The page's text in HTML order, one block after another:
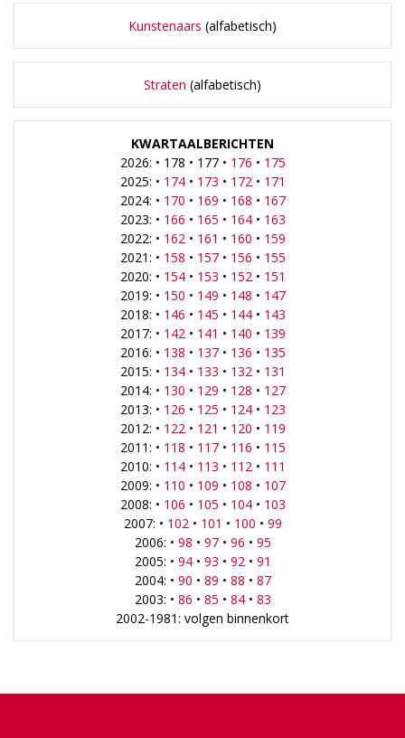
Kunstenaars (alfabetisch)
Straten (alfabetisch)
KWARTAALBERICHTEN
2026: • 178 • 177 • 176 • 175
2025: • 174• 173 • 172 • 171
2024: • 170 • 169 • 168 • 167
2023: • 166 • 165 • 164• 163
2022: • 162 • 161 • 160 • 159
2021: • 158 • 157• 156 • 155
2020: • 154• 153 • 152 • 151
2019: • 150 • 149 • 148 • 147
2018: • 146 • 145 • 144• 143
2017: • 142 • 141 • 140 • 139
2016: • 138 • 137• 136 • 135
2015: • 134• 133 • 132 • 131
2014: • 130 • 129 • 128 • 127
2013: • 126 • 125 • 124• 123
2012: • 122 • 121 • 120 • 119
2011: • 118 • 117• 116 • 115
2010: • 114• 113 • 112 • 111
2009: • 110 • 109 • 108 • 107
2008: • 106 • 105 • 104• 103
2007: • 102 • 101 • 100 • 99
2006: • 98 • 97• 96 • 95
2005: • 94• 93 • 92 • 91
2004: • 90 • 89 • 88 • 87
2003: • 86 • 85 • 84• 83
2002-1981: volgen binnenkort